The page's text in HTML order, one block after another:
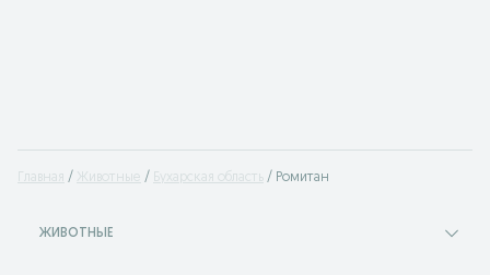
Главная Животные Бухарская область Ромитан
ЖИВОТНЫЕ